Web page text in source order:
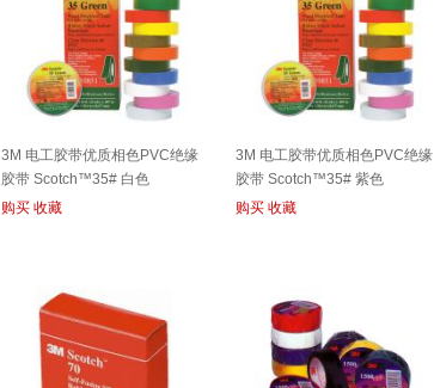
3M 电工胶带优质相色PVC绝缘
胶带 Scotch™35# 白色
购买 收藏
3M 电工胶带优质相色PVC绝缘
胶带 Scotch™35# 紫色
购买 收藏